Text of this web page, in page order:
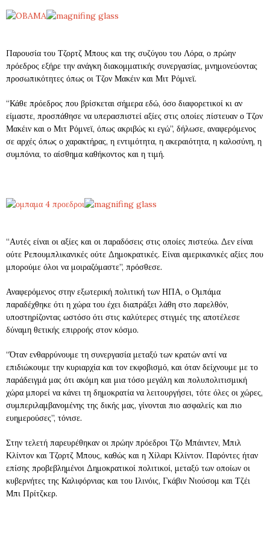
Παρουσία του Τζορτζ Μπους και της συζύγου του Λόρα, ο πρώην
πρόεδρος εξήρε την ανάγκη διακομματικής συνεργασίας, μνημονεύοντας
προσωπικότητες όπως οι Τζον Μακέιν και Μιτ Ρόμνεϊ.
“Κάθε πρόεδρος που βρίσκεται σήμερα εδώ, όσο διαφορετικοί κι αν
είμαστε, προσπάθησε να υπερασπιστεί αξίες στις οποίες πίστευαν ο Τζον
Μακέιν και ο Μιτ Ρόμνεϊ, όπως ακριβώς κι εγώ”, δήλωσε, αναφερόμενος
σε αρχές όπως ο χαρακτήρας, η εντιμότητα, η ακεραιότητα, η καλοσύνη, η
συμπόνια, το αίσθημα καθήκοντος και η τιμή.
“Αυτές είναι οι αξίες και οι παραδόσεις στις οποίες πιστεύω. Δεν είναι
ούτε Ρεπουμπλικανικές ούτε Δημοκρατικές. Είναι αμερικανικές αξίες που
μπορούμε όλοι να μοιραζόμαστε”, πρόσθεσε.
Αναφερόμενος στην εξωτερική πολιτική των ΗΠΑ, ο Ομπάμα
παραδέχθηκε ότι η χώρα του έχει διαπράξει λάθη στο παρελθόν,
υποστηρίζοντας ωστόσο ότι στις καλύτερες στιγμές της αποτέλεσε
δύναμη θετικής επιρροής στον κόσμο.
“Όταν ενθαρρύνουμε τη συνεργασία μεταξύ των κρατών αντί να
επιδιώκουμε την κυριαρχία και τον εκφοβισμό, και όταν δείχνουμε με το
παράδειγμά μας ότι ακόμη και μια τόσο μεγάλη και πολυπολιτισμική
χώρα μπορεί να κάνει τη δημοκρατία να λειτουργήσει, τότε όλες οι χώρες,
συμπεριλαμβανομένης της δικής μας, γίνονται πιο ασφαλείς και πιο
ευημερούσες”, τόνισε.
Στην τελετή παρευρέθηκαν οι πρώην πρόεδροι Τζο Μπάιντεν, Μπιλ
Κλίντον και Τζορτζ Μπους, καθώς και η Χίλαρι Κλίντον. Παρόντες ήταν
επίσης προβεβλημένοι Δημοκρατικοί πολιτικοί, μεταξύ των οποίων οι
κυβερνήτες της Καλιφόρνιας και του Ιλινόις, Γκάβιν Νιούσομ και Τζέι
Μπι Πρίτζκερ.